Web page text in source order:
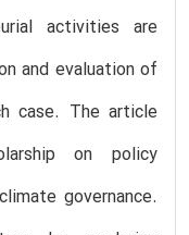
activities are
and evaluation of
case. The article
on policy
governance.